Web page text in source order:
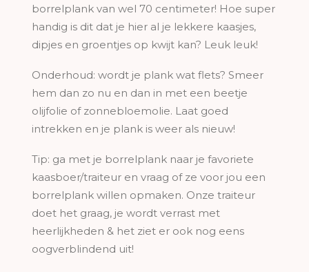
borrelplank van wel 70 centimeter! Hoe super
handig is dit dat je hier al je lekkere kaasjes,
dipjes en groentjes op kwijt kan? Leuk leuk!
Onderhoud: wordt je plank wat flets? Smeer
hem dan zo nu en dan in met een beetje
olijfolie of zonnebloemolie. Laat goed
intrekken en je plank is weer als nieuw!
Tip: ga met je borrelplank naar je favoriete
kaasboer/traiteur en vraag of ze voor jou een
borrelplank willen opmaken. Onze traiteur
doet het graag, je wordt verrast met
heerlijkheden & het ziet er ook nog eens
oogverblindend uit!